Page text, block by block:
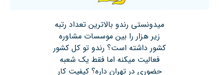
میدونستی رندو بالاترین تعداد رتبه
زیر هزار را بین موسسات مشاوره
کشور داشته است؟ رندو تو کل کشور
فعالیت میکنه اما فقط یک شعبه
حضوری در تهران داره؟ کیفیت کار